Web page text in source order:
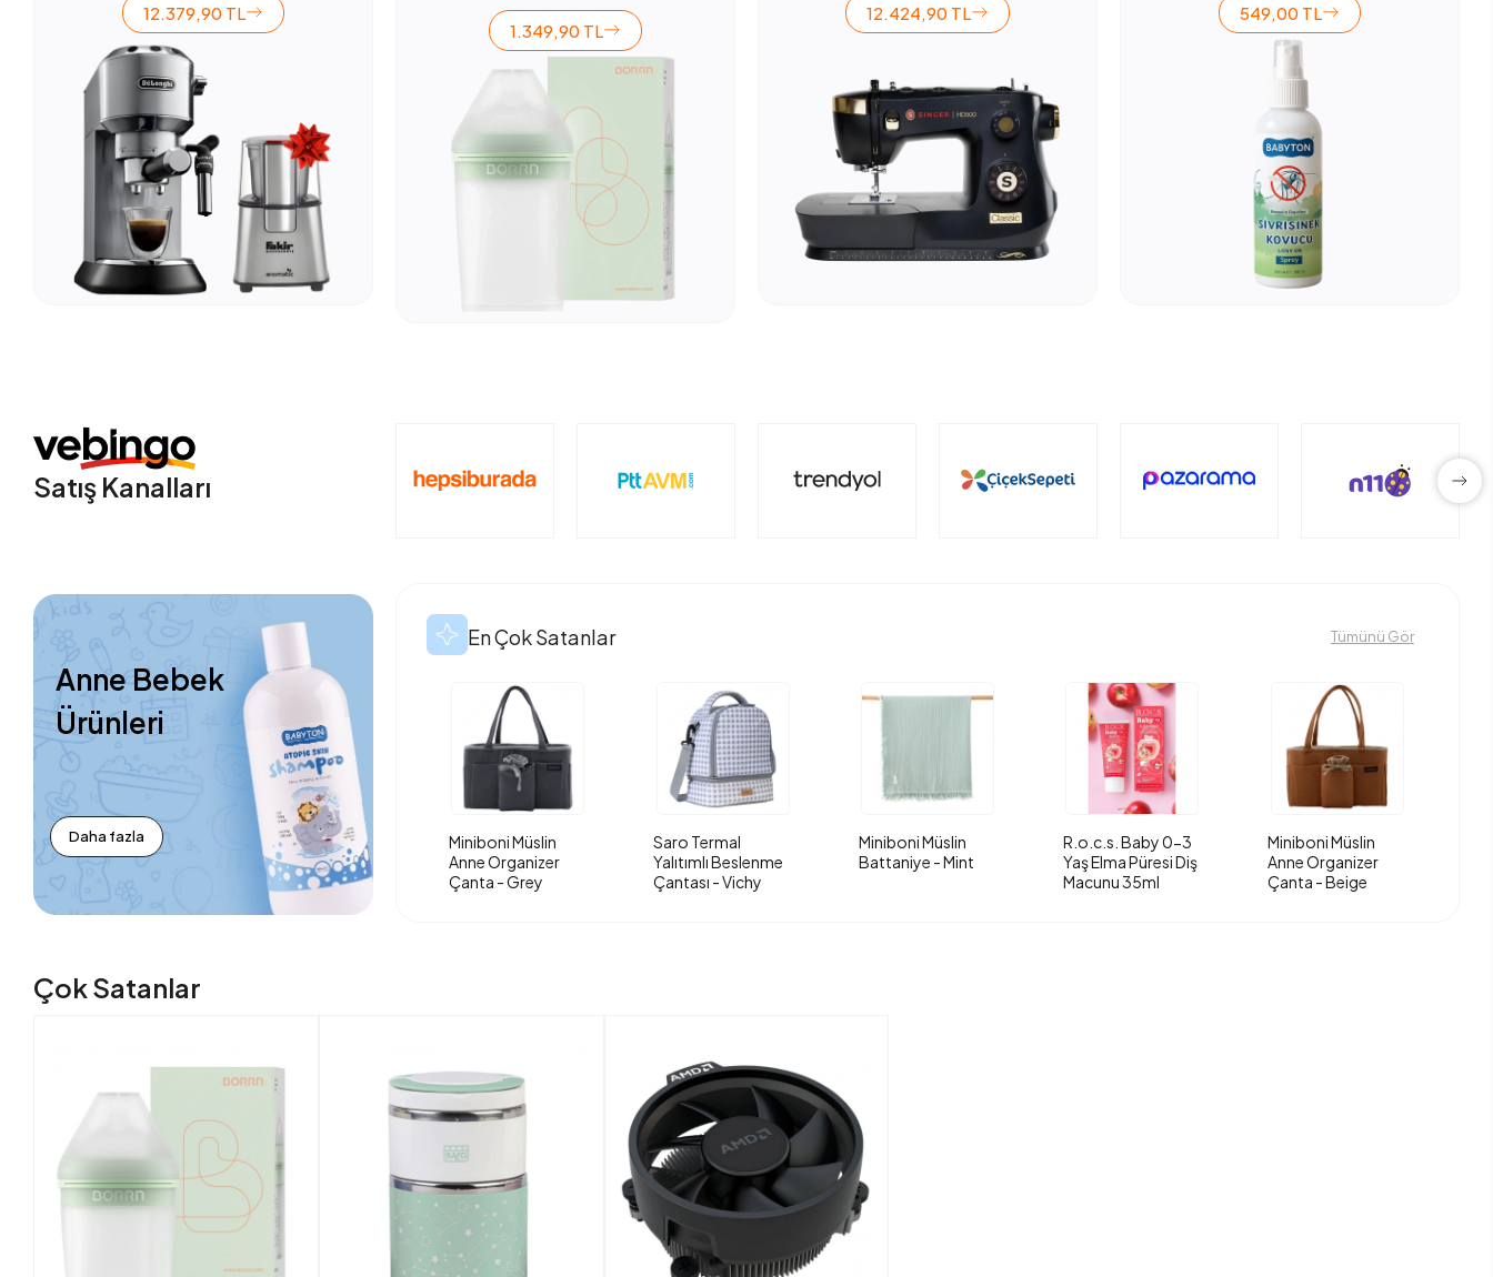
12.379,90 TL
1.349,90 TL
12.424,90 TL 549,00 TL
Satış Kanalları
Anne Bebek
Ürünleri
Daha fazla
En Çok Satanlar Tümünü Gör
Miniboni Müslin
Anne Organizer
Çanta - Grey
Saro Termal
Yalıtımlı Beslenme
Çantası - Vichy
Miniboni Müslin
Battaniye - Mint
R.o.c.s. Baby 0-3
Yaş Elma Püresi Diş
Macunu 35ml
Miniboni Müslin
Anne Organizer
Çanta - Beige
Çok Satanlar